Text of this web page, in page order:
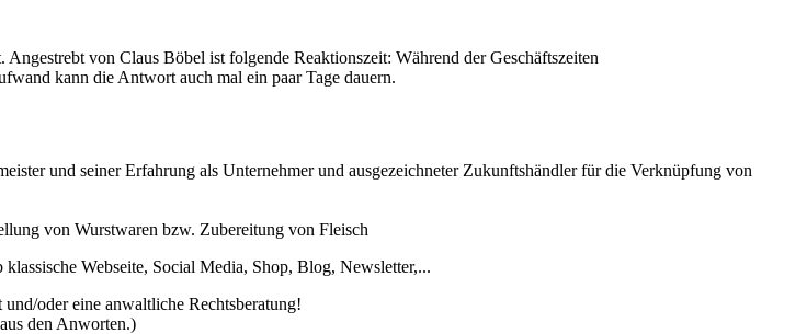
von Claus Böbel ist folgende Reaktionszeit: Während der Geschäftszeiten
kann die Antwort auch mal ein paar Tage dauern.
und seiner Erfahrung als Unternehmer und ausgezeichneter Zukunftshändler für die Verknüpfung von
von Wurstwaren bzw. Zubereitung von Fleisch
Webseite, Social Media, Shop, Blog, Newsletter,...
oder eine anwaltliche Rechtsberatung!
den Anworten.)